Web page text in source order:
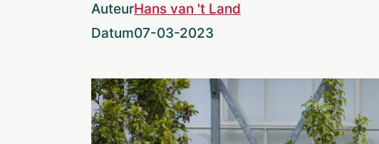
AuteurHans van 't Land
Datum07-03-2023